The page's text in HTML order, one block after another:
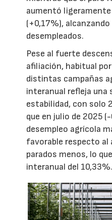
aumentó
(+0,17%),
desempleados.
Pese al fuerte
afiliación, habitual
distintas campañas
interanual refleja una
estabilidad, con solo
que en julio de 2025
desempleo agrícola
favorable respecto al
parados menos, lo
interanual del 10,33%.